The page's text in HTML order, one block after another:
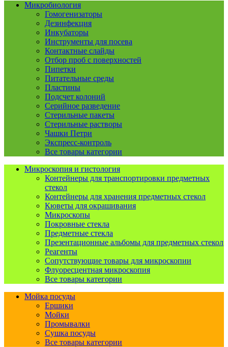
Микробиология
Гомогенизаторы
Дезинфекция
Инкубаторы
Инструменты для посева
Контактные слайды
Отбор проб с поверхностей
Пипетки
Питательные среды
Пластины
Подсчет колоний
Серийное разведение
Стерильные пакеты
Стерильные растворы
Чашки Петри
Экспресс-контроль
Все товары категории
Микроскопия и гистология
Контейнеры для транспортировки предметных
стекол
Контейнеры для хранения предметных стекол
Кюветы для окрашивания
Микроскопы
Покровные стекла
Предметные стекла
Презентационные альбомы для предметных стекол
Реагенты
Сопутствующие товары для микроскопии
Флуоресцентная микроскопия
Все товары категории
Мойка посуды
Ершики
Мойки
Промывалки
Сушка посуды
Все товары категории